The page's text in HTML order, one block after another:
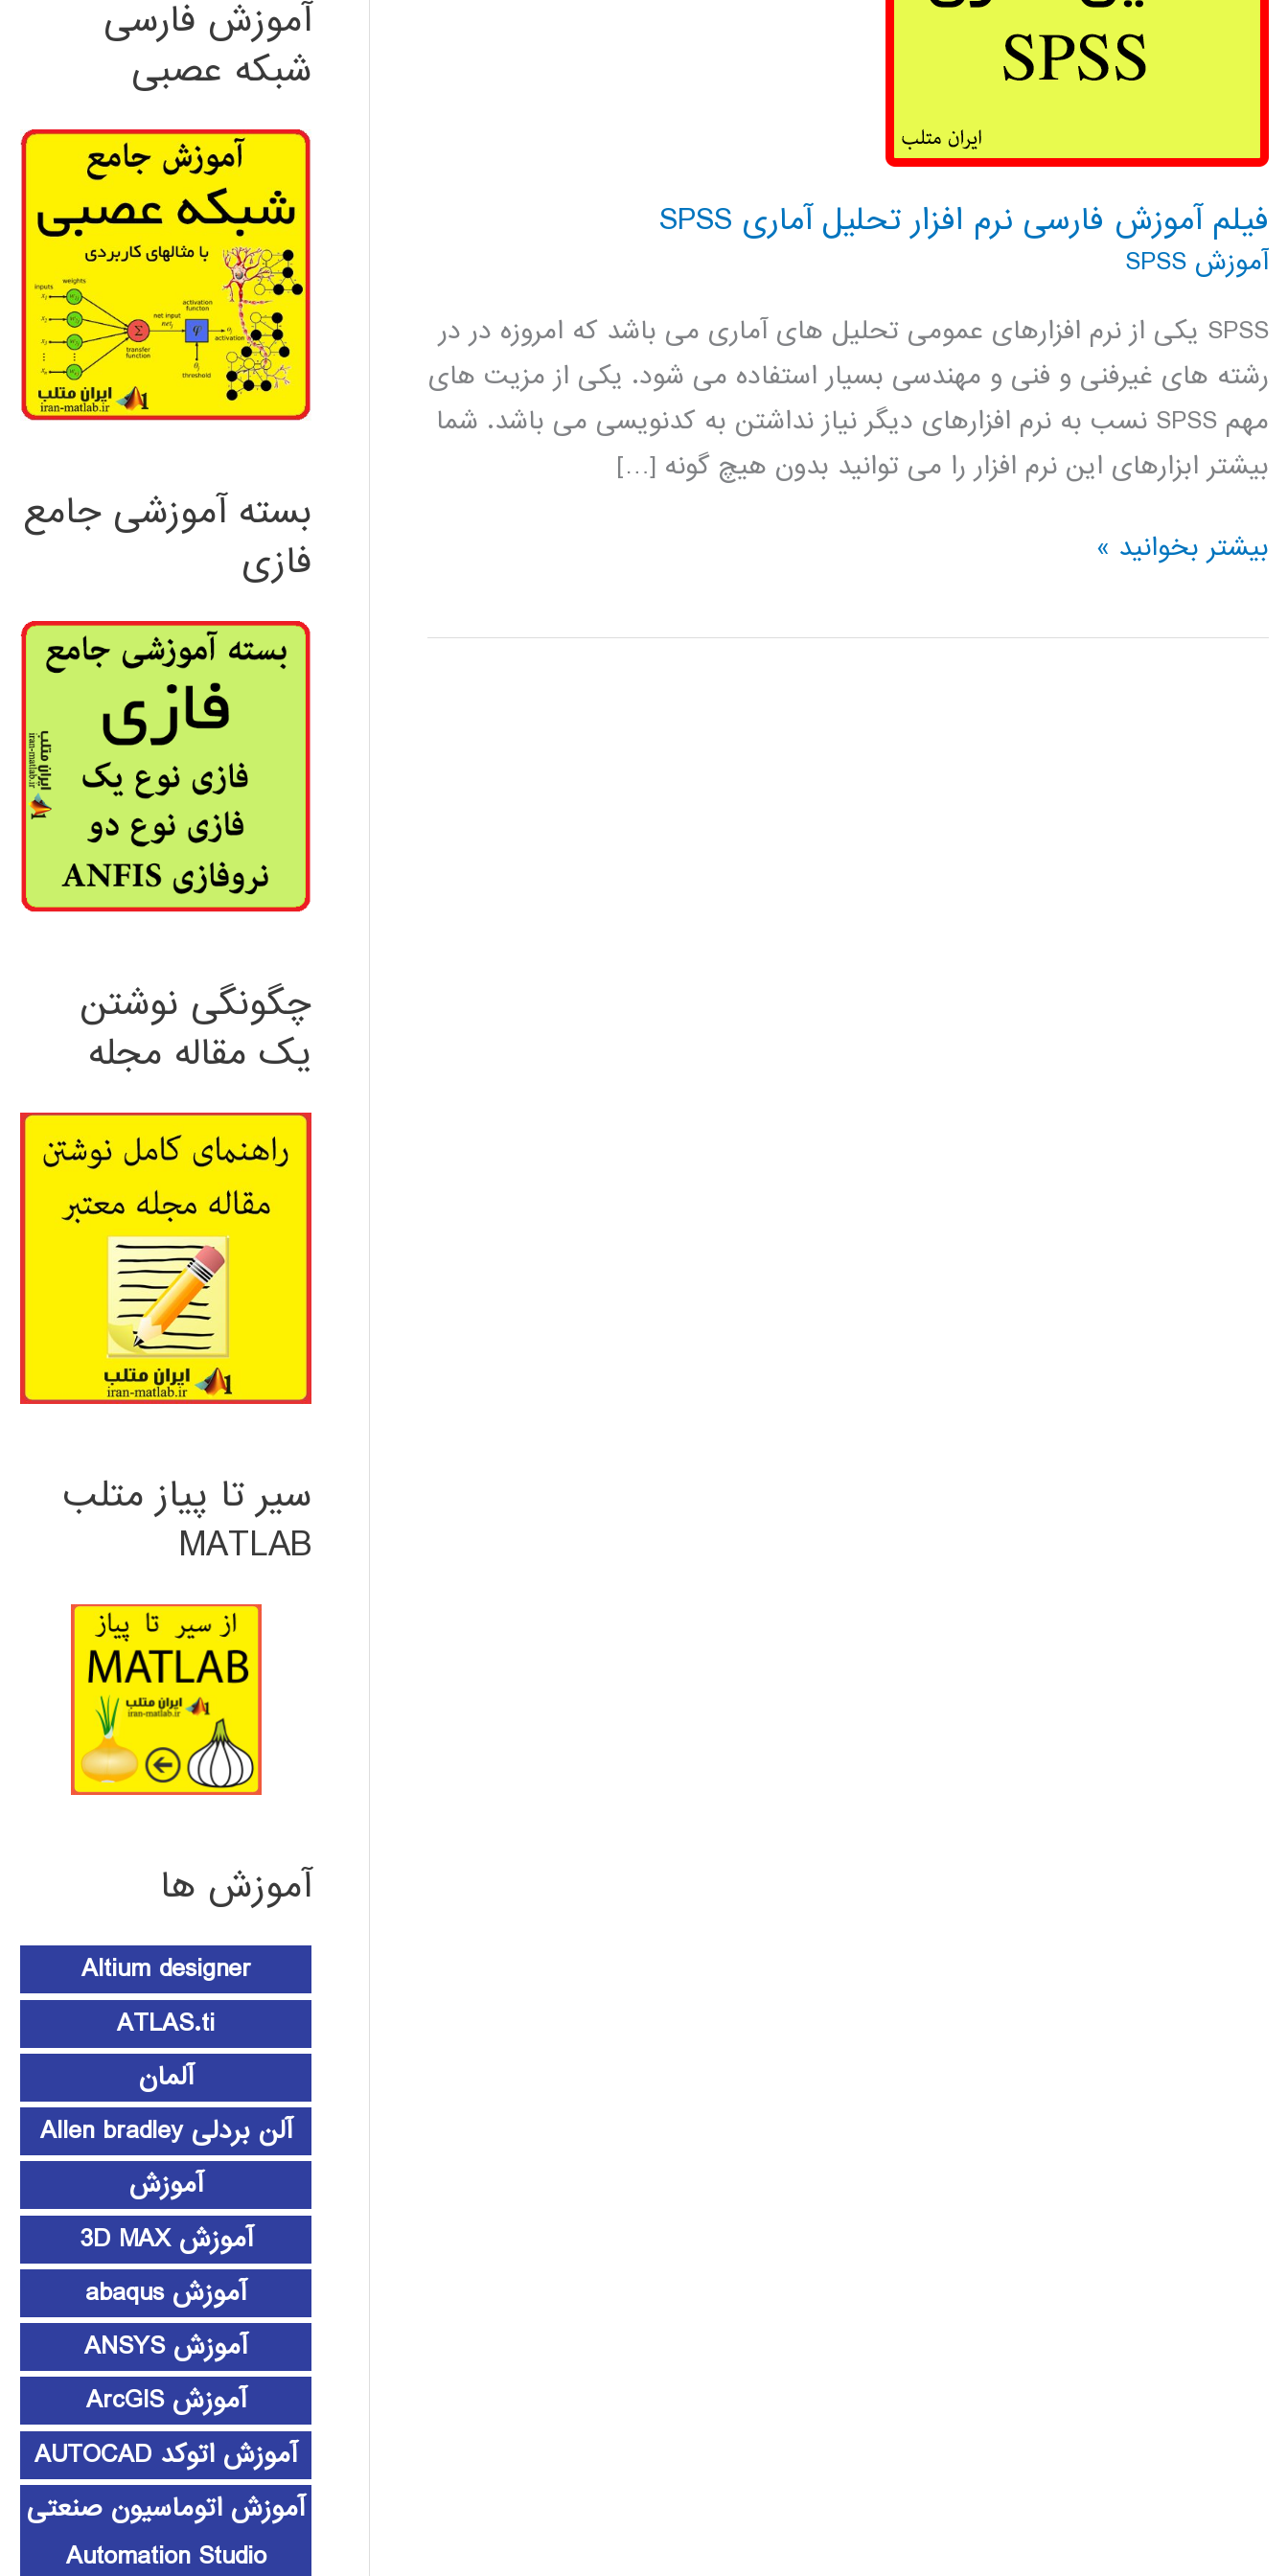
فیلم آموزش فارسی نرم افزار تحلیل آماری SPSS
آموزش SPSS
SPSS یکی از نرم افزارهای عمومی تحلیل های آماری می باشد که امروزه در در
رشته های غیرفنی و فنی و مهندسی بسیار استفاده می شود. یکی از مزیت های
مهم SPSS نسب به نرم افزارهای دیگر نیاز نداشتن به کدنویسی می باشد. شما
بیشتر ابزارهای این نرم افزار را می توانید بدون هیچ گونه […]
فیلم
فارسی
بیشتر بخوانید »
آموزش فارسی
شبکه عصبی
بسته آموزشی جامع
فازی
چگونگی نوشتن
یک مقاله مجله
سیر تا پیاز متلب
MATLAB
آموزش ها
Altium designer
ATLAS.ti
آلمان
آلن بردلی Allen bradley
آموزش
آموزش 3D MAX
آموزش abaqus
آموزش ANSYS
آموزش ArcGIS
آموزش اتوکد AUTOCAD
آموزش اتوماسیون صنعتی
Automation Studio